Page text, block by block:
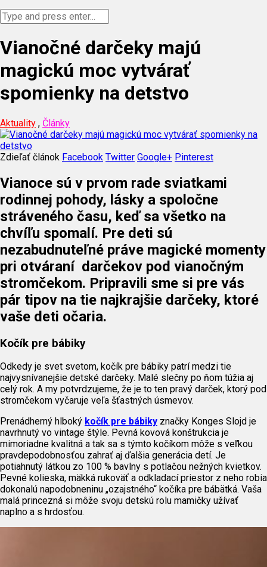
Vianočné darčeky majú
magickú moc vytvárať
spomienky na detstvo
Aktuality , Články
Zdieľať článok Facebook Twitter Google+ Pinterest
Vianoce sú v prvom rade sviatkami
rodinnej pohody, lásky a spoločne
stráveného času, keď sa všetko na
chvíľu spomalí. Pre deti sú
nezabudnuteľné práve magické momenty
pri otváraní darčekov pod vianočným
stromčekom. Pripravili sme si pre vás
pár tipov na tie najkrajšie darčeky, ktoré
vaše deti očaria.
Kočík pre bábiky
Odkedy je svet svetom, kočík pre bábiky patrí medzi tie
najvysnívanejšie detské darčeky. Malé slečny po ňom túžia aj
celý rok. A my potvrdzujeme, že je to ten pravý darček, ktorý pod
stromčekom vyčaruje veľa šťastných úsmevov.
Prenádherný hlboký kočík pre bábiky značky Konges Slojd je
navrhnutý vo vintage štýle. Pevná kovová konštrukcia je
mimoriadne kvalitná a tak sa s týmto kočíkom môže s veľkou
pravdepodobnosťou zahrať aj ďalšia generácia detí. Je
potiahnutý látkou zo 100 % bavlny s potlačou nežných kvietkov.
Pevné kolieska, mäkká rukoväť a odkladací priestor z neho robia
dokonalú napodobneninu „ozajstného“ kočíka pre bábätká. Vaša
malá princezná si môže svoju detskú rolu mamičky užívať
naplno a s hrdosťou.